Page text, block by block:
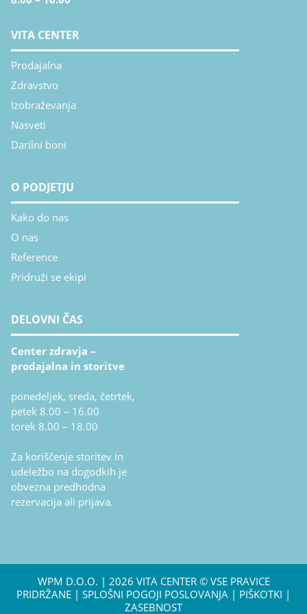
VITA CENTER
Prodajalna
Zdravstvo
Izobraževanja
Nasveti
Darilni boni
O PODJETJU
Kako do nas
O nas
Reference
Pridruži se ekipi
DELOVNI ČAS
Center zdravja –
prodajalna in storitve
ponedeljek, sreda, četrtek,
petek 8.00 – 16.00
torek 8.00 – 18.00
Za koriščenje storitev in
udeležbo na dogodkih je
obvezna predhodna
rezervacija ali prijava.
WPM D.O.O. | 2026 VITA CENTER © VSE PRAVICE
PRIDRŽANE | SPLOŠNI POGOJI POSLOVANJA | PIŠKOTKI |
ZASEBNOST